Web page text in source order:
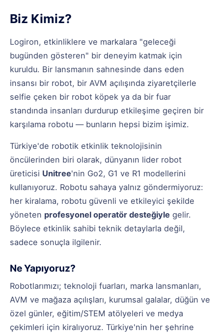
Biz Kimiz?
Logiron, etkinliklere ve markalara "geleceği
bugünden gösteren" bir deneyim katmak için
kuruldu. Bir lansmanın sahnesinde dans eden
insansı bir robot, bir AVM açılışında ziyaretçilerle
selfie çeken bir robot köpek ya da bir fuar
standında insanları durdurup etkileşime geçiren bir
karşılama robotu — bunların hepsi bizim işimiz.
Türkiye'de robotik etkinlik teknolojisinin
öncülerinden biri olarak, dünyanın lider robot
üreticisi Unitree'nin Go2, G1 ve R1 modellerini
kullanıyoruz. Robotu sahaya yalnız göndermiyoruz:
her kiralama, robotu güvenli ve etkileyici şekilde
yöneten profesyonel operatör desteğiyle gelir.
Böylece etkinlik sahibi teknik detaylarla değil,
sadece sonuçla ilgilenir.
Ne Yapıyoruz?
Robotlarımızı; teknoloji fuarları, marka lansmanları,
AVM ve mağaza açılışları, kurumsal galalar, düğün ve
özel günler, eğitim/STEM atölyeleri ve medya
çekimleri için kiralıyoruz. Türkiye'nin her şehrine